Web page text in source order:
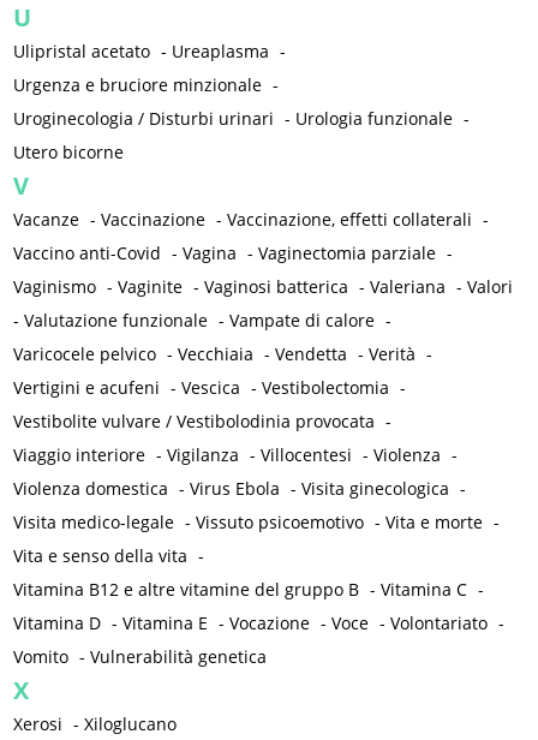
U
Ulipristal acetato - Ureaplasma -
Urgenza e bruciore minzionale -
Uroginecologia / Disturbi urinari - Urologia funzionale -
Utero bicorne
V
Vacanze -Vaccinazione -Vaccinazione, effetti collaterali -
Vaccino anti-Covid -Vagina -Vaginectomia parziale -
Vaginismo -Vaginite -Vaginosi batterica -Valeriana -Valori
-Valutazione funzionale -Vampate di calore -
Varicocele pelvico -Vecchiaia -Vendetta -Verità -
Vertigini e acufeni -Vescica -Vestibolectomia -
Vestibolite vulvare / Vestibolodinia provocata -
Viaggio interiore -Vigilanza -Villocentesi -Violenza -
Violenza domestica -Virus Ebola -Visita ginecologica -
Visita medico-legale -Vissuto psicoemotivo -Vita e morte -
Vita e senso della vita -
Vitamina B12 e altre vitamine del gruppo B -Vitamina C -
Vitamina D -Vitamina E -Vocazione -Voce -Volontariato -
Vomito -Vulnerabilità genetica
X
Xerosi -Xiloglucano